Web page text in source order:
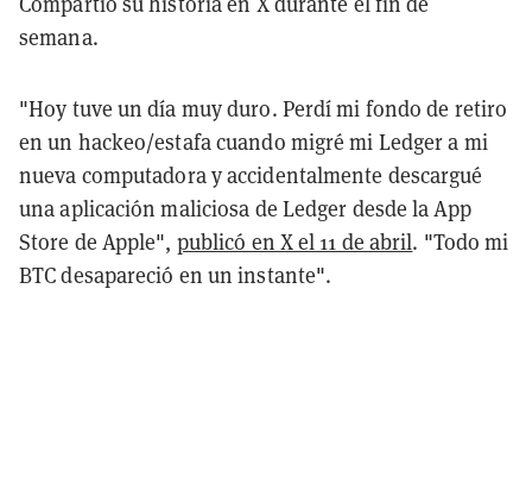
semana.
"Hoy tuve un día muy duro. Perdí mi fondo de retiro
en un hackeo/estafa cuando migré mi Ledger a mi
nueva computadora y accidentalmente descargué
una aplicación maliciosa de Ledger desde la App
Store de Apple", publicó en X el 11 de abril. "Todo mi
BTC desapareció en un instante".